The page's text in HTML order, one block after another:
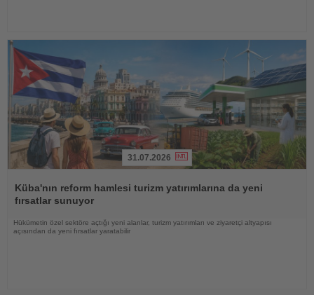
Oku
31.07.2026
Küba'nın reform hamlesi turizm yatırımlarına da yeni
fırsatlar sunuyor
Hükümetin özel sektöre açtığı yeni alanlar, turizm yatırımları ve ziyaretçi altyapısı
açısından da yeni fırsatlar yaratabilir